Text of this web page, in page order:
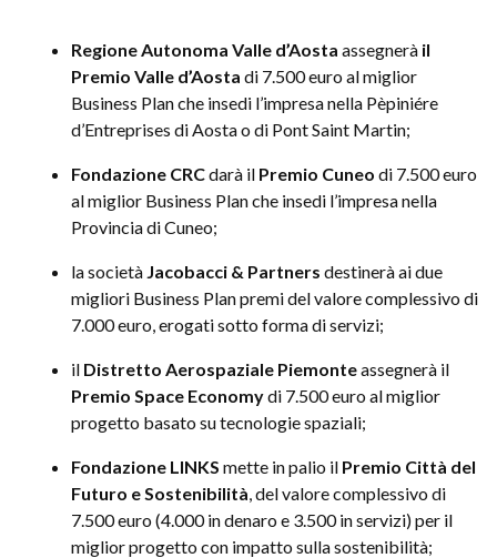
Regione Autonoma Valle d’Aosta assegnerà il
Premio Valle d’Aosta di 7.500 euro al miglior
Business Plan che insedi l’impresa nella Pèpiniére
d’Entreprises di Aosta o di Pont Saint Martin;
Fondazione CRCdarà il Premio Cuneo di 7.500 euro
al miglior Business Plan che insedi l’impresa nella
Provincia di Cuneo;
la società Jacobacci & Partners destinerà ai due
migliori Business Plan premi del valore complessivo di
7.000 euro, erogati sotto forma di servizi;
il Distretto Aerospaziale Piemonteassegnerà il
Premio Space Economydi 7.500 euro al miglior
progetto basato su tecnologie spaziali;
Fondazione LINKS mette in palio il Premio Città del
Futuro e Sostenibilità, del valore complessivo di
7.500 euro (4.000 in denaro e 3.500 in servizi) per il
miglior progetto con impatto sulla sostenibilità;